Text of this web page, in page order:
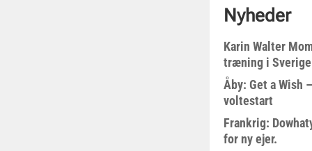
Nyheder
Karin Walter
træning i Sverige
Åby: Get a Wish
voltestart
Frankrig:
for ny ejer.